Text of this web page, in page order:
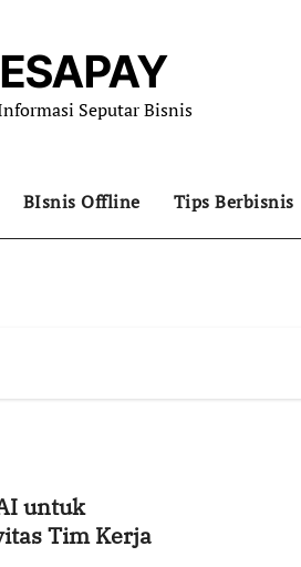
Seputar Bisnis
BIsnis Offline Tips Berbisnis
untuk
Tim Kerja